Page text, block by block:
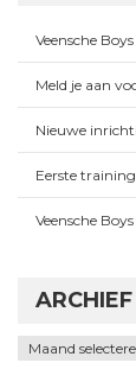
Veensche
Meld je aan
Nieuwe
Eerste training
Veensche
ARCHIEF
Archief